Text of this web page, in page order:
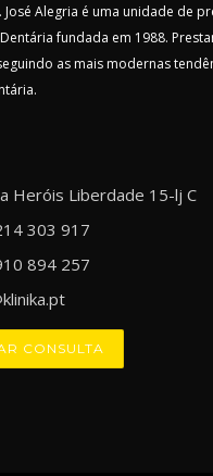
José Alegria é uma unidade de
fundada em 1988.
as mais modernas
Heróis Liberdade 15-lj C
303 917
894 257
CONSULTA